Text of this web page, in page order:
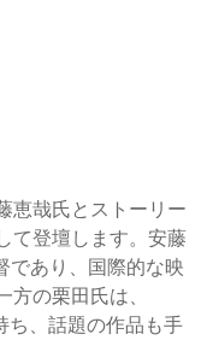
恵哉氏とストーリー
て登壇します。安藤
であり、国際的な映
の栗田氏は、
、話題の作品も手